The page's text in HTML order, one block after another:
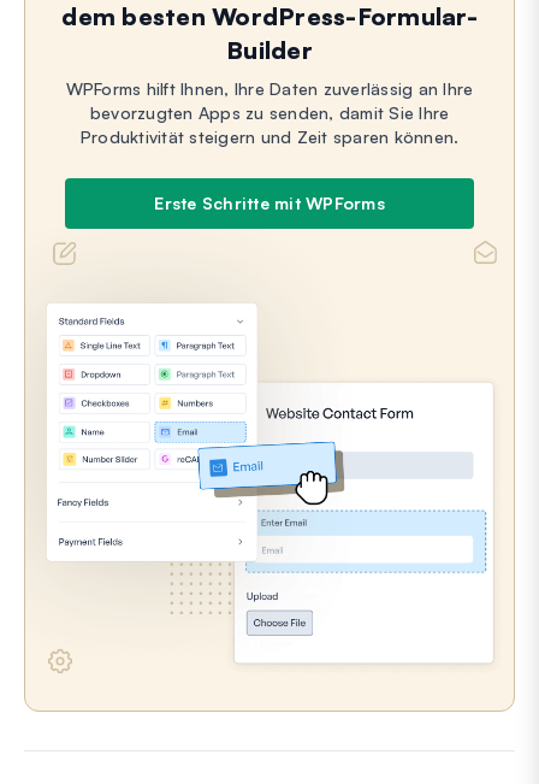
dem besten WordPress-Formular-
Builder
WPForms hilft Ihnen, Ihre Daten zuverlässig an Ihre
bevorzugten Apps zu senden, damit Sie Ihre
Produktivität steigern und Zeit sparen können.
Erste Schritte mit WPForms